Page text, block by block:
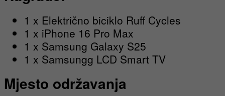
1 x Električno biciklo Ruff Cycles
1 x iPhone 16 Pro Max
1 x Samsung Galaxy S25
1 x Samsungg LCD Smart TV
Mjesto održavanja